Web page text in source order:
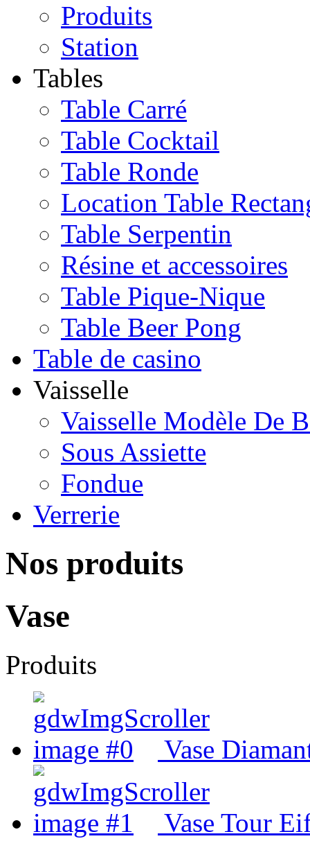
Produits
Station
Tables
Table Carré
Table Cocktail
Table Ronde
Location Table
Table Serpentin
Résine et accessoires
Table Pique-Nique
Table Beer Pong
Table de casino
Vaisselle
Vaisselle Modèle De
Sous Assiette
Fondue
Verrerie
Nos produits
Vase
Produits
Vase
Vase Tour